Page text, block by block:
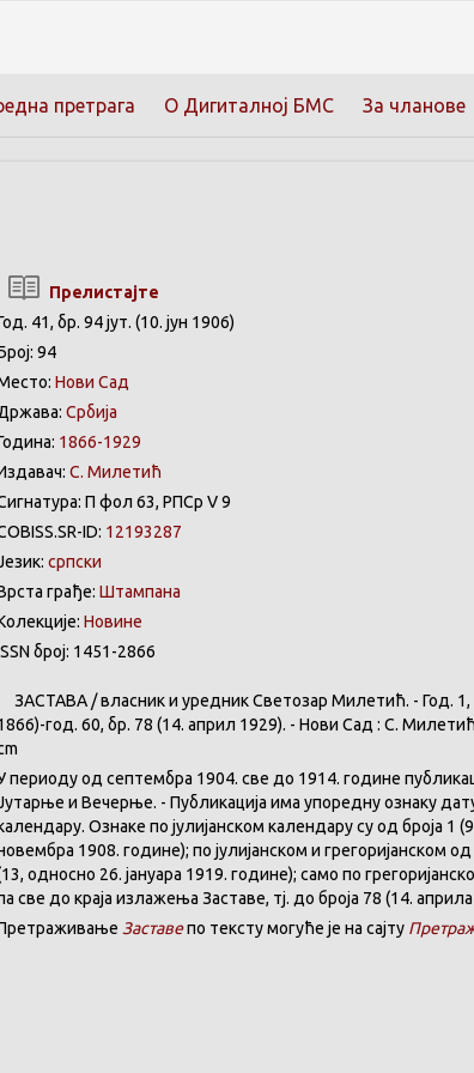
претрага О Дигиталној БМС За чланове
Прелистајте
41, бр. 94 јут. (10. јун 1906)
94
Нови Сад
Србија
1866-1929
С. Милетић
П фол 63, РПСр V 9
ID: 12193287
српски
грађе: Штампана
Новине
број: 1451-2866
ЗАСТАВА /власники уредникСветозар Милетић. - Год. 1,
год. 60, бр. 78 (14. април 1929). - Нови Сад : С.
периодуод септембра 1904. све до 1914. године
и Вечерње. - Публикација има упореднуознаку
. Ознаке по јулијанском календару су од броја 1
1908. године); по јулијанском и грегоријанском
односно 26. јануара 1919. године); само по
све до краја излажења Заставе, тј. до броја 78 (14.
Заставепо тексту могуће је на сајту